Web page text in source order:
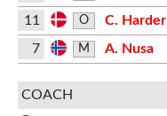
11 O C. Harder
7 M A. Nusa
COACH